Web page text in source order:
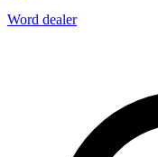
Word dealer